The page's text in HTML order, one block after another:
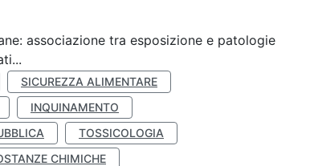
associazione tra esposizione e patologie
SICUREZZA ALIMENTARE
INQUINAMENTO
TOSSICOLOGIA
CHIMICHE